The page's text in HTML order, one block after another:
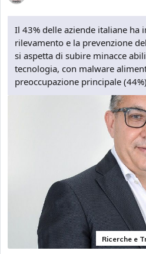
Il 43% delle aziende italiane ha
rilevamento e la prevenzione
si aspetta di subire minacce
tecnologia, con malware
preoccupazione principale (44%)
Ricerche e